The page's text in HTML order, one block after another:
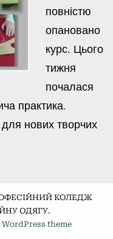
повністю
опановано
курс. Цього
тижня
почалася
практика.
нових творчих
КОЛЕДЖ
ОДЯГУ.
theme